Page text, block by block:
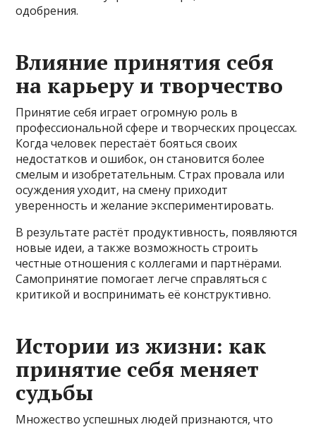
одобрения.
Влияние принятия себя
на карьеру и творчество
Принятие себя играет огромную роль в
профессиональной сфере и творческих процессах.
Когда человек перестаёт бояться своих
недостатков и ошибок, он становится более
смелым и изобретательным. Страх провала или
осуждения уходит, на смену приходит
уверенность и желание экспериментировать.
В результате растёт продуктивность, появляются
новые идеи, а также возможность строить
честные отношения с коллегами и партнёрами.
Самопринятие помогает легче справляться с
критикой и воспринимать её конструктивно.
Истории из жизни: как
принятие себя меняет
судьбы
Множество успешных людей признаются, что